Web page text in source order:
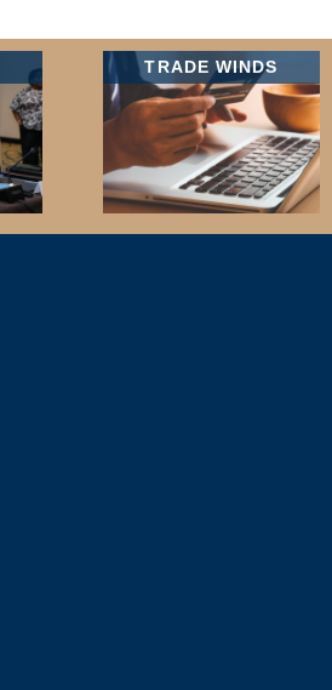
TRADE WINDS